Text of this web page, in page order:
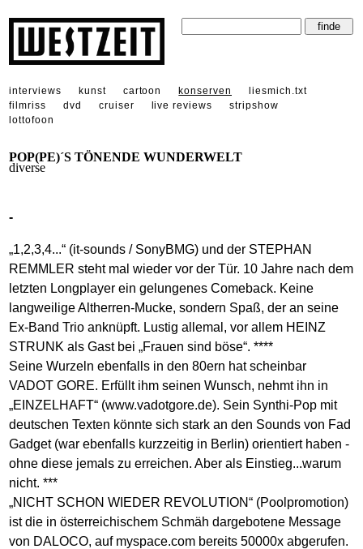
interviews kunst cartoon konserven
liesmich.txt
filmriss
dvd cruiser live reviews
stripshow
lottofoon
POP(PE)´S TÖNENDE WUNDERWELT
diverse
-
„1,2,3,4...“ (it-sounds / SonyBMG) und der STEPHAN
REMMLER steht mal wieder vor der Tür. 10 Jahre nach dem
letzten Longplayer ein gelungenes Comeback. Keine
langweilige Altherren-Mucke, sondern Spaß, der an seine
Ex-Band Trio anknüpft. Lustig allemal, vor allem HEINZ
STRUNK als Gast bei „Frauen sind böse“. ****
Seine Wurzeln ebenfalls in den 80ern hat scheinbar
VADOT GORE. Erfüllt ihm seinen Wunsch, nehmt ihn in
„EINZELHAFT“ (www.vadotgore.de). Sein Synthi-Pop mit
deutschen Texten könnte sich stark an den Sounds von Fad
Gadget (war ebenfalls kurzzeitig in Berlin) orientiert haben -
ohne diese jemals zu erreichen. Aber als Einstieg...warum
nicht. ***
„NICHT SCHON WIEDER REVOLUTION“ (Poolpromotion)
ist die in österreichischem Schmäh dargebotene Message
von DALOCO, auf myspace.com bereits 50000x abgerufen.